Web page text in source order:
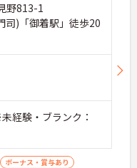
野813-1
司)「御着駅」徒歩20
験・ブランク：
ボーナス・賞与あり